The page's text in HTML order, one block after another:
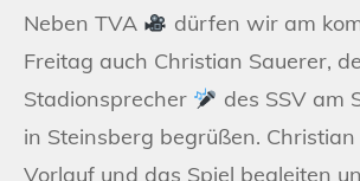
Neben TVA
dürfen wir am
Freitag auch Christian Sauerer,
Stadionsprecher
des SSV am
in Steinsberg begrüßen.
Vorlauf und das Spiel begleiten